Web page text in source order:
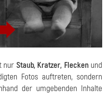
nur Staub, Kratzer, Fleckenund
Fotos auftreten, sondern
der umgebenden Inhalte